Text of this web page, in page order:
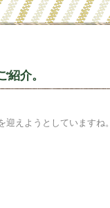
介。
えようとしていますね。